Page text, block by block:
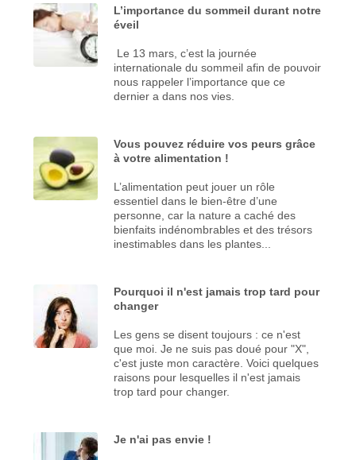
L’importance du sommeil durant notre
éveil
Le 13 mars, c’est la journée
internationale du sommeil afin de pouvoir
nous rappeler l’importance que ce
dernier a dans nos vies.
Vous pouvez réduire vos peurs grâce
à votre alimentation !
L’alimentation peut jouer un rôle
essentiel dans le bien-être d’une
personne, car la nature a caché des
bienfaits indénombrables et des trésors
inestimables dans les plantes...
Pourquoi il n'est jamais trop tard pour
changer
Les gens se disent toujours : ce n'est
que moi. Je ne suis pas doué pour "X",
c'est juste mon caractère. Voici quelques
raisons pour lesquelles il n'est jamais
trop tard pour changer.
Je n'ai pas envie !